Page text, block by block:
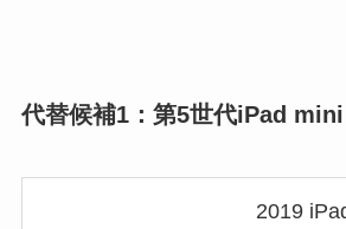
代替候補1：第5世代iPad mini
2019